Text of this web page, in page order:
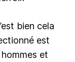
bien cela
est
et